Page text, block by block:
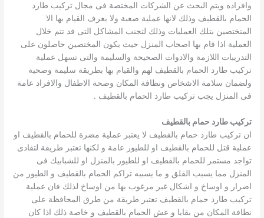
وافراده ويتم البحث عن الشركات المختصة فى مجال تركيب طارد
الحمام بالقطيف وذلك لانها عملية صعبة ولا يعرف القيام بها الا
المتختصين بتلك العمليات وذلك لتجنب المشاكل التى قد تتم خلال
العملية اذا قام بها اصحاب المنزل حيث يكون المختصين حاصلون على
التدريبات اللازمة والادوات الصحيحة والسليمة والتى تسهل عملية
تركيب طارد الحمام بالقطيف لهم والقيام بها بطريقة سليمة وصحية
ولضمان سلامة الاشخاص ونظافة المكان وصحة الاطفال والافراد عامة
فى المنزل يجب تركيب طارد الحمام بالقطيف .
تركيب طارد حمام بالقطيف
ان تركيب طارد حمام بالقطيف لا يعتبر عملية مضرة للحمام بالقطيف او
عملية قتل للحمام بالقطيف او للطيور عامة و لكنها تعتبر طريقة لتفادى
تواجد مستمر للحمام بالقطيف او للطيور بالمنزل او للشبابيك فى
المنزل مما يسبب القلق و ما يسببه تراكم الحمام بالقطيف و الطيور من
اضرار و اوساخ و اشكال غير مرغوب بها من اوساخ لذلك فان عملية
تركيب طارد حمام بالقطيف تعتبر طريقة من طرق المحافظة على
نظافة المكان من بقايا و عش الحمام بالقطيف و خاصة ذلك اذا كان